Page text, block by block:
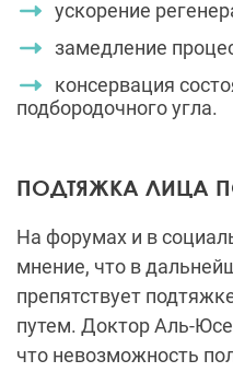
ускорение
замедление
консервация
подбородочного угла.
ПОДТЯЖКА ЛИЦА
На форумах и в
мнение, что в
препятствует
путем. Доктор Аль-
что невозможность